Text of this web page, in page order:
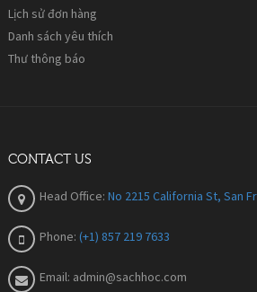
Lịch sử đơn hàng
Danh sách yêu thích
Thư thông báo
CONTACT US
Head Office: No 2215 California St, San
Phone: (+1) 857 219 7633
Email: admin@sachhoc.com